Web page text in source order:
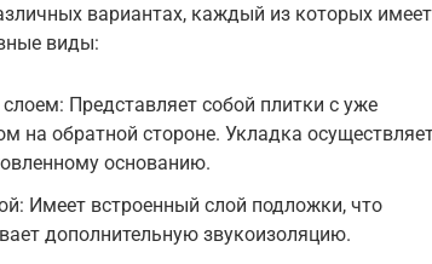
вариантах, каждый из которых имеет
виды:
Представляет собой плитки с уже
на обратной стороне. Укладка
основанию.
Имеет встроенный слой подложки, что
дополнительную звукоизоляцию.